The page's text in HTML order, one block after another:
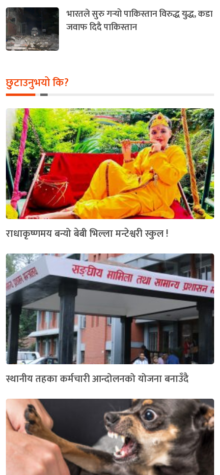
भारतले सुरु गर्‍यो पाकिस्तान विरुद्ध युद्ध, कडा
जवाफ दिदै पाकिस्तान
छुटाउनुभयो कि?
राधाकृष्णमय बन्यो बेबी भिल्ला मन्टेश्वरी स्कुल !
स्थानीय तहका कर्मचारी आन्दोलनको योजना बनाउँदै